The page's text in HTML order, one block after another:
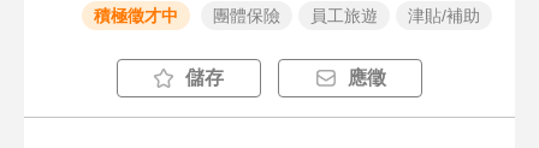
積極徵才中 團體保險 員工旅遊 津貼/補助
儲存 應徵